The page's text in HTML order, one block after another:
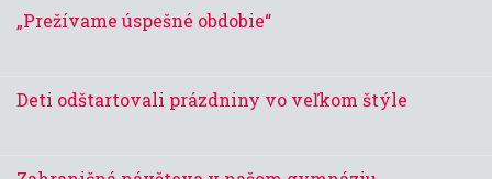
„Prežívame úspešné obdobie“
Deti odštartovali prázdniny vo veľkom štýle